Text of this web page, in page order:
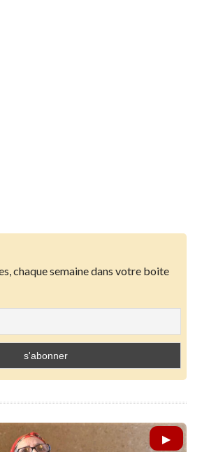
chaque semaine dans votre boite